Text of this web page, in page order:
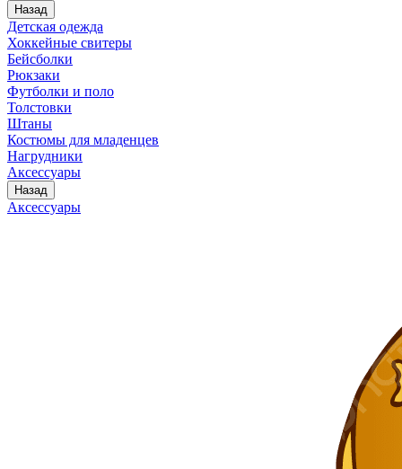
Назад
Детская одежда
Хоккейные свитеры
Бейсболки
Рюкзаки
Футболки и поло
Толстовки
Штаны
Костюмы для младенцев
Нагрудники
Аксессуары
Назад
Аксессуары